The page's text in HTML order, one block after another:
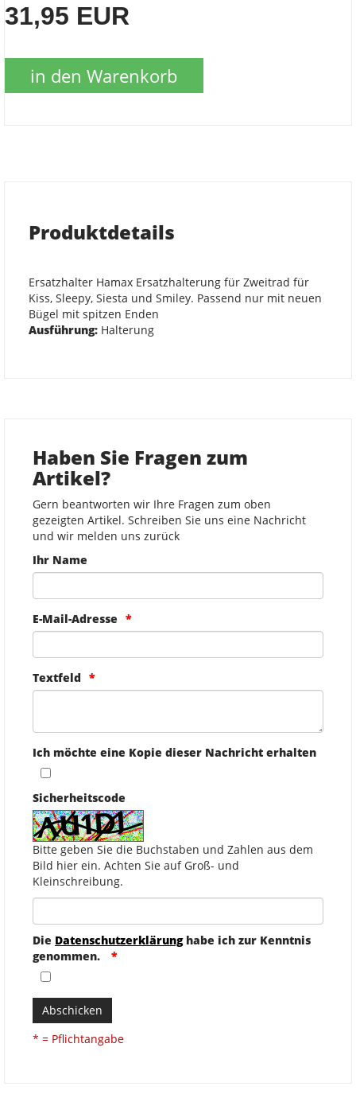
31,95 EUR
in den Warenkorb
Produktdetails
Ersatzhalter Hamax Ersatzhalterung für Zweitrad für
Kiss, Sleepy, Siesta und Smiley. Passend nur mit neuen
Bügel mit spitzen Enden
Ausführung: Halterung
Haben Sie Fragen zum
Artikel?
Gern beantworten wir Ihre Fragen zum oben
gezeigten Artikel. Schreiben Sie uns eine Nachricht
und wir melden uns zurück
Ihr Name
E-Mail-Adresse
Textfeld
Ich möchte eine Kopie dieser Nachricht erhalten
Sicherheitscode
Bitte geben Sie die Buchstaben und Zahlen aus dem
Bild hier ein. Achten Sie auf Groß- und
Kleinschreibung.
Die Datenschutzerklärunghabe ich zur Kenntnis
genommen.
Abschicken
* = Pflichtangabe